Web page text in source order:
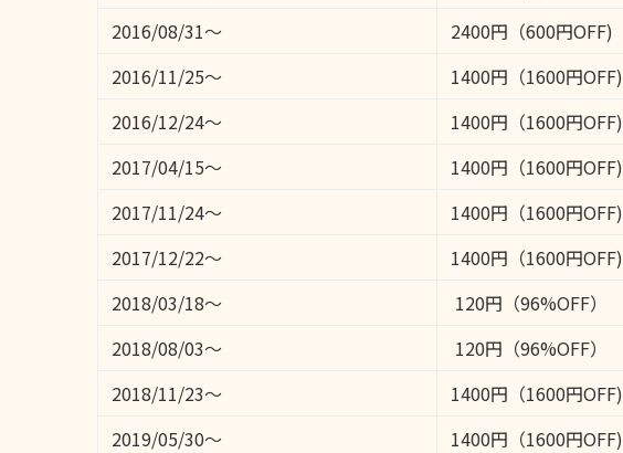
2016/08/31～
2400円（600円OFF)
2016/11/25～
1400円（1600円OFF)
2016/12/24～
1400円（1600円OFF)
2017/04/15～
1400円（1600円OFF)
2017/11/24～
1400円（1600円OFF)
2017/12/22～
1400円（1600円OFF)
2018/03/18～
120円（96%OFF）
2018/08/03～
120円（96%OFF）
2018/11/23～
1400円（1600円OFF)
2019/05/30～
1400円（1600円OFF)